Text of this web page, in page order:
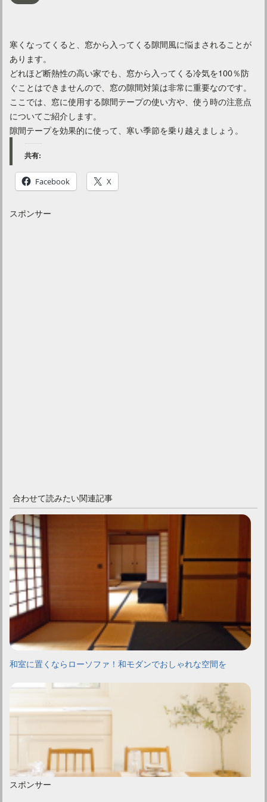
寒くなってくると、窓から入ってくる隙間風に悩まされることが
あります。
どれほど断熱性の高い家でも、窓から入ってくる冷気を100％防
ぐことはできませんので、窓の隙間対策は非常に重要なのです。
ここでは、窓に使用する隙間テープの使い方や、使う時の注意点
についてご紹介します。
隙間テープを効果的に使って、寒い季節を乗り越えましょう。
共有:
Facebook X
スポンサー
合わせて読みたい関連記事
和室に置くならローソファ！和モダンでおしゃれな空間を
スポンサー